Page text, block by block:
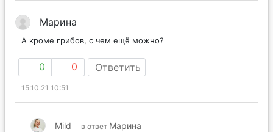
Марина
А кроме грибов, с чем ещё можно?
0 0 Ответить
15.10.21 10:51
Mild в ответ Марина